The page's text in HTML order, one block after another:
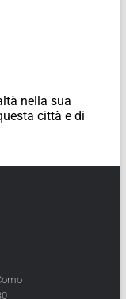
nella sua
città e di